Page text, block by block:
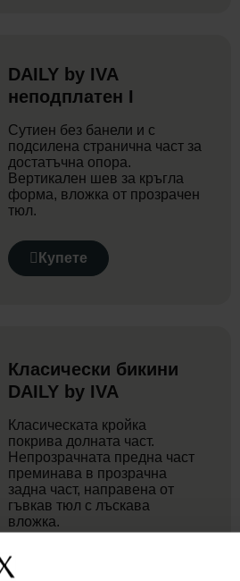
DAILY by IVA
неподплатен I
Сутиен без банели и с
подсилена странична част за
достатъчна опора.
Вертикален шев за кръгла
форма, вложка от прозрачен
тюл.
Купете
Класически бикини
DAILY by IVA
Класическата кройка
покрива долната част.
Непрозрачната предна част
преминава в прозрачна
задна част, направена от
гъвкав тюл с лъскава
вложка.